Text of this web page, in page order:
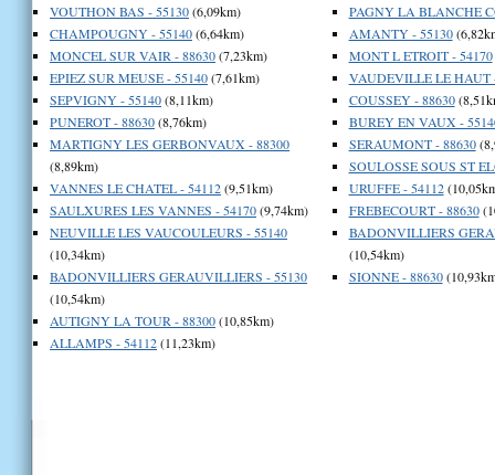
VOUTHON BAS - 55130(6,09km)
CHAMPOUGNY - 55140(6,64km)
MONCEL SUR VAIR - 88630(7,23km)
EPIEZ SUR MEUSE - 55140(7,61km)
SEPVIGNY - 55140(8,11km)
PUNEROT - 88630(8,76km)
MARTIGNY LES GERBONVAUX - 88300
(8,89km)
VANNES LE CHATEL - 54112(9,51km)
SAULXURES LES VANNES - 54170(9,74km)
NEUVILLE LES VAUCOULEURS - 55140
(10,34km)
BADONVILLIERS GERAUVILLIERS - 55130
(10,54km)
AUTIGNY LA TOUR - 88300(10,85km)
ALLAMPS - 54112(11,23km)
PAGNY LA BLANCHE
AMANTY - 55130
MONT L ETROIT - 54170
VAUDEVILLE LE HAUT
COUSSEY - 88630
BUREY EN VAUX -
SERAUMONT - 88630
SOULOSSE SOUS ST
URUFFE - 54112
FREBECOURT - 88630
BADONVILLIERS
(10,54km)
SIONNE - 88630